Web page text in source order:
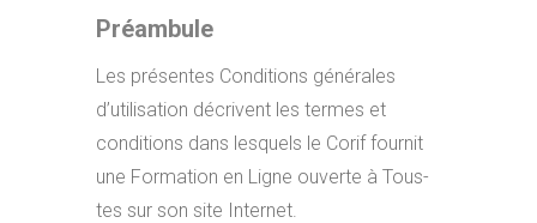
Préambule
Les présentes Conditions générales
d’utilisation décrivent les termes et
conditions dans lesquels le Corif fournit
une Formation en Ligne ouverte à Tous-
tes sur son site Internet.